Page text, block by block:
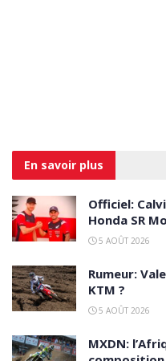
En savoir plus
Officiel:
Honda SR
5 AOÛT 2026
Rumeur:
KTM ?
5 AOÛT 2026
MXDN: